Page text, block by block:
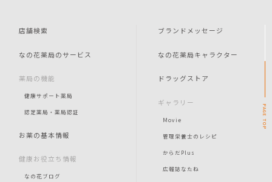
店舗検索
なの花薬局のサービス
薬局の機能
健康サポート薬局
認定薬局・薬局認証
お薬の基本情報
健康お役立ち情報
なの花ブログ
ブランドメッセージ
なの花薬局キャラクター
ドラッグストア
ギャラリー
Movie
管理栄養士のレシピ
からだPlus
広報誌なたね
PAGE
TOP